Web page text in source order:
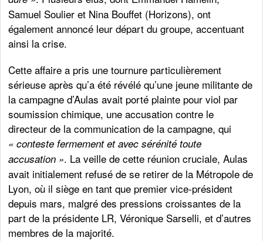
Samuel Soulier et Nina Bouffet (Horizons), ont
également annoncé leur départ du groupe, accentuant
ainsi la crise.
Cette affaire a pris une tournure particulièrement
sérieuse après qu’a été révélé qu’une jeune militante de
la campagne d’Aulas avait porté plainte pour viol par
soumission chimique, une accusation contre le
directeur de la communication de la campagne, qui
« conteste fermement et avec sérénité toute
accusation ». La veille de cette réunion cruciale, Aulas
avait initialement refusé de se retirer de la Métropole de
Lyon, où il siège en tant que premier vice-président
depuis mars, malgré des pressions croissantes de la
part de la présidente LR, Véronique Sarselli, et d’autres
membres de la majorité.